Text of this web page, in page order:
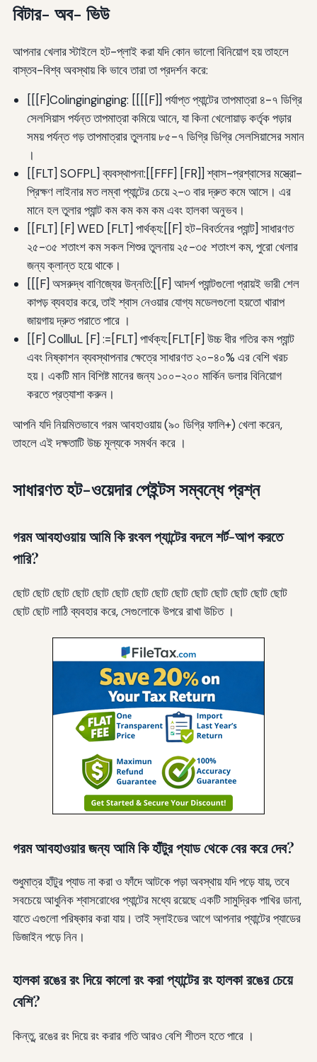
বিটার- অব- ভিউ
আপনার খেলার স্টাইলে হট-প্লাই করা যদি কোন ভালো বিনিয়োগ হয় তাহলে
বাস্তব-বিশ্ব অবস্থায় কি ভাবে তারা তা প্রদর্শন করে:
[[[F]Colinginginging: [[[[F]] পর্যাপ্ত প্যান্টের তাপমাত্রা ৪-৭ ডিগ্রি
সেলসিয়াস পর্যন্ত তাপমাত্রা কমিয়ে আনে, যা কিনা খেলোয়াড় কর্তৃক পড়ার
সময় পর্যন্ত গড় তাপমাত্রার তুলনায় ৮৫-৭ ডিগ্রি ডিগ্রি সেলসিয়াসের সমান
।
[[FLT] SOFPL] ব্যবস্থাপনা:[[FFF] [FR]] শ্বাস-প্রশ্বাসের মস্ত্রো-
প্রিক্ষণ লাইনার মত লম্বা প্যান্টের চেয়ে ২-৩ বার দ্রুত কমে আসে। এর
মানে হল তুলার প্যান্ট কম কম কম কম এবং হালকা অনুভব।
[[FLT] [F] WED [FLT] পার্থক্য:[[F] হট-বিবর্তনের প্যান্ট] সাধারণত
২৫-৩৫ শতাংশ কম সকল শিশুর তুলনায় ২৫-৩৫ শতাংশ কম, পুরো খেলার
জন্য ক্লান্ত হয়ে থাকে।
[[[F] অসরুদ্ধ বাণিজ্যের উন্নতি:[[F] আদর্শ প্যান্টগুলো প্রায়ই ভারী শেল
কাপড় ব্যবহার করে, তাই শ্বাস নেওয়ার যোগ্য মডেলগুলো হয়তো খারাপ
জায়গায় দ্রুত পরাতে পারে ।
[[F] CollluL [F] :=[FLT] পার্থক্য:[FLT[F] উচ্চ ধীর গতির কম প্যান্ট
এবং নিষ্কাশন ব্যবস্থাপনার ক্ষেত্রে সাধারণত ২০-৪০% এর বেশি খরচ
হয়। একটি মান বিশিষ্ট মানের জন্য ১০০-২০০ মার্কিন ডলার বিনিয়োগ
করতে প্রত্যাশা করুন।
আপনি যদি নিয়মিতভাবে গরম আবহাওয়ায় (৯০ ডিগ্রি ফালি+) খেলা করেন,
তাহলে এই দক্ষতাটি উচ্চ মূল্যকে সমর্থন করে ।
সাধারণত হট-ওয়েদার পেইন্টস সম্বন্ধে প্রশ্ন
গরম আবহাওয়ায় আমি কি রংবল প্যান্টের বদলে শর্ট-আপ করতে
পারি?
ছোট ছোট ছোট ছোট ছোট ছোট ছোট ছোট ছোট ছোট ছোট ছোট ছোট ছোট
ছোট ছোট লাঠি ব্যবহার করে, সেগুলোকে উপরে রাখা উচিত ।
গরম আবহাওয়ার জন্য আমি কি হাঁটুর প্যাড থেকে বের করে দেব?
শুধুমাত্র হাঁটুর প্যাড না করা ও ফাঁদে আটকে পড়া অবস্থায় যদি পড়ে যায়, তবে
সবচেয়ে আধুনিক শ্বাসরোধের প্যান্টের মধ্যে রয়েছে একটি সামুদ্রিক পাখির ডানা,
যাতে এগুলো পরিষ্কার করা যায়। তাই স্লাইডের আগে আপনার প্যান্টের প্যাডের
ডিজাইন পড়ে নিন।
হালকা রঙের রং দিয়ে কালো রং করা প্যান্টের রং হালকা রঙের চেয়ে
বেশি?
কিন্তু, রঙের রং দিয়ে রং করার গতি আরও বেশি শীতল হতে পারে ।